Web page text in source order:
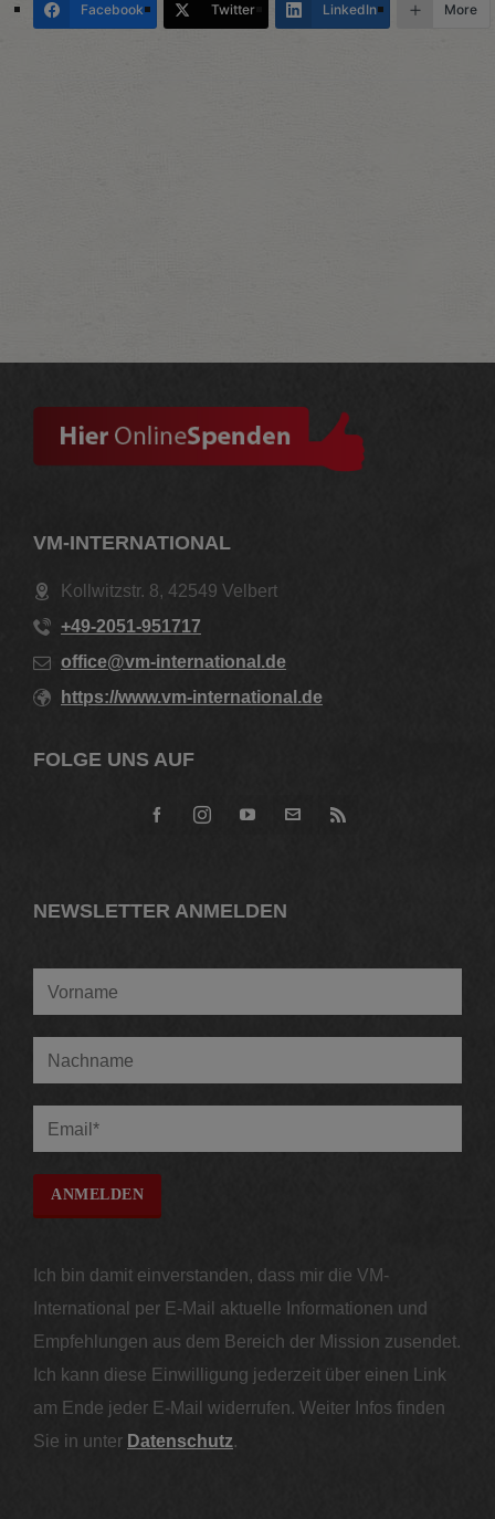
Facebook Twitter LinkedIn More
VM-INTERNATIONAL
Kollwitzstr. 8, 42549 Velbert
+49-2051-951717
office@vm-international.de
https://www.vm-international.de
FOLGE UNS AUF
NEWSLETTER ANMELDEN
Ich bin damit einverstanden, dass mir die VM-
International per E-Mail aktuelle Informationen und
Empfehlungen aus dem Bereich der Mission zusendet.
Ich kann diese Einwilligung jederzeit über einen Link
am Ende jeder E-Mail widerrufen. Weiter Infos finden
Sie in unter Datenschutz.